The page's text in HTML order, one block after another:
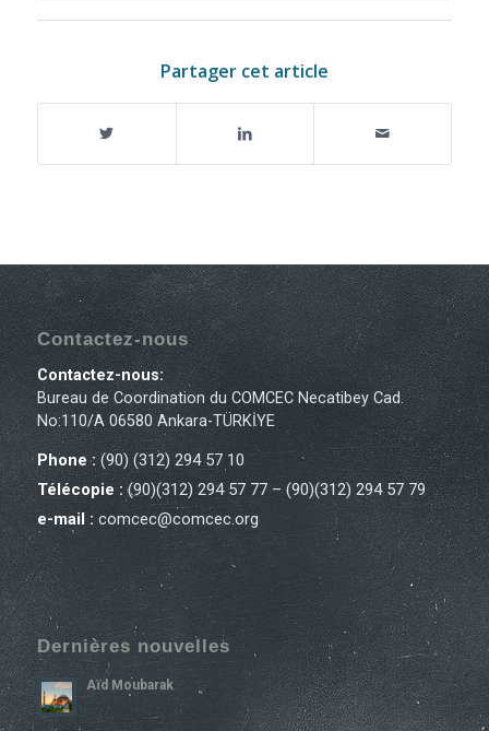
Partager cet article
Contactez-nous
Contactez-nous:
Bureau de Coordination du COMCEC Necatibey Cad.
No:110/A 06580 Ankara-TÜRKİYE
Phone :(90) (312) 294 57 10
Télécopie :(90)(312) 294 57 77 – (90)(312) 294 57 79
e-mail : comcec@comcec.org
Dernières nouvelles
Aïd Moubarak